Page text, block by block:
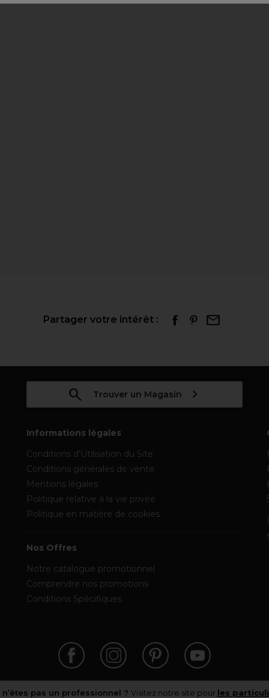
Partager votre intérêt :
Trouver un Magasin
Informations légales
Conditions d’Utilisation du Site
Conditions générales de vente
Mentions légales
Politique relative à la vie privée
Politique en matière de cookies
Nos Offres
Notre catalogue promotionnel
Comprendre nos promotions
Conditions Spécifiques
n’êtes pas un professionnel ? Visitez notre site pour les